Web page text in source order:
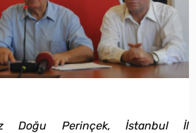
Doğu Perinçek, İstanbul İl